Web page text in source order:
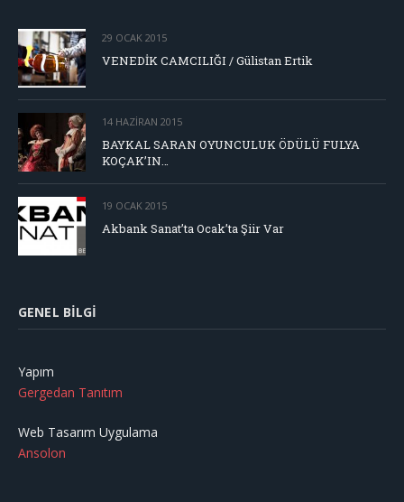
29 OCAK 2015
VENEDİK CAMCILIĞI / Gülistan Ertik
14 HAZIRAN 2015
BAYKAL SARAN OYUNCULUK ÖDÜLÜ FULYA
KOÇAK’IN…
19 OCAK 2015
Akbank Sanat’ta Ocak’ta Şiir Var
GENEL BILGI
Yapım
Gergedan Tanıtım
Web Tasarım Uygulama
Ansolon